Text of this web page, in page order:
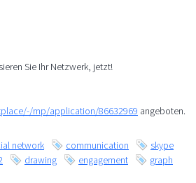
Sie Ihr Netzwerk, jetzt!
mp/application/86632969 angeboten.
network communication
skype
drawing engagement
graph